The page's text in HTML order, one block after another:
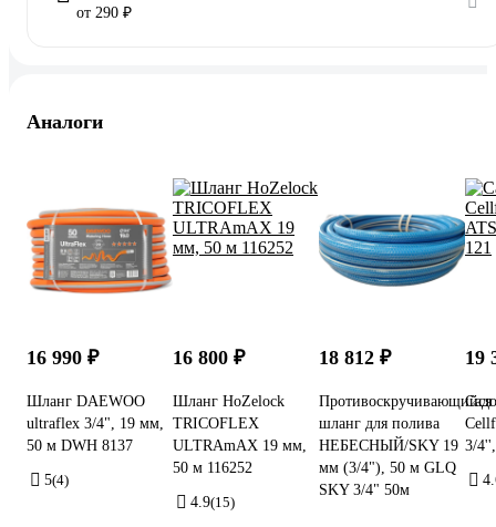
от 290 ₽
Аналоги
16 990 ₽
Шланг DAEWOO
ultraflex 3/4", 19 мм,
50 м DWH 8137
5(4)
16 800 ₽
Шланг HoZelock
TRICOFLEX
ULTRAmAX 19 мм,
50 м 116252
4.9(15)
18 812 ₽
Противоскручивающийся
шланг для полива
НЕБЕСНЫЙ/SKY 19
мм (3/4"), 50 м GLQ
SKY 3/4" 50м
19
3/